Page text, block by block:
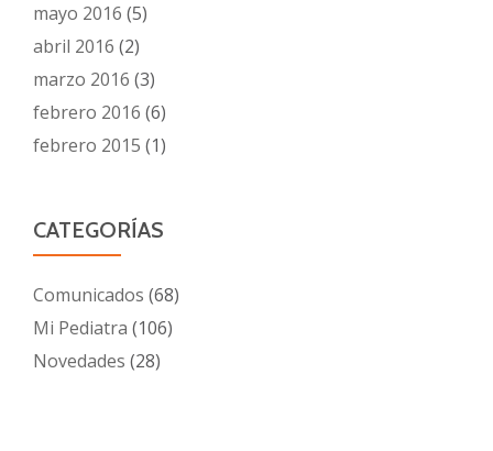
mayo 2016 (5)
abril 2016 (2)
marzo 2016 (3)
febrero 2016 (6)
febrero 2015 (1)
CATEGORÍAS
Comunicados (68)
Mi Pediatra (106)
Novedades (28)